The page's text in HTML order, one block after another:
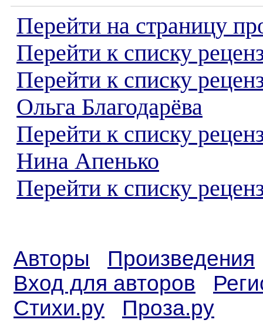
Перейти на страницу
Перейти к списку
Перейти к списку
Ольга Благодарёва
Перейти к списку
Нина Апенько
Перейти к списку
Авторы
Произведения
Вход для авторов
Стихи.ру
Проза.ру